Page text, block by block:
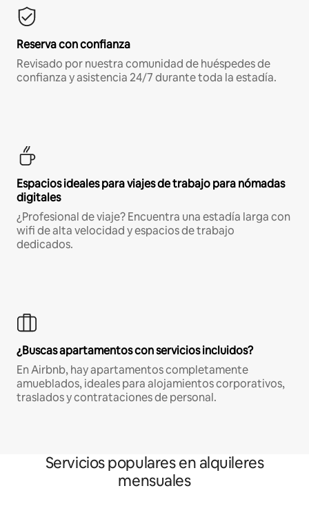
Reserva con confianza
Revisado por nuestra comunidad de huéspedes de
confianza y asistencia 24/7 durante toda la estadía.
Espacios ideales para viajes de trabajo para nómadas
digitales
¿Profesional de viaje? Encuentra una estadía larga con
wifi de alta velocidad y espacios de trabajo
dedicados.
¿Buscas apartamentos con servicios incluidos?
En Airbnb, hay apartamentos completamente
amueblados, ideales para alojamientos corporativos,
traslados y contrataciones de personal.
Servicios populares en alquileres
mensuales